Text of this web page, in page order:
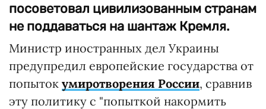
посоветовал цивилизованным странам
не поддаваться на шантаж Кремля.
Министр иностранных дел Украины
предупредил европейские государства от
попыток умиротворения России, сравнив
эту политику с "попыткой накормить